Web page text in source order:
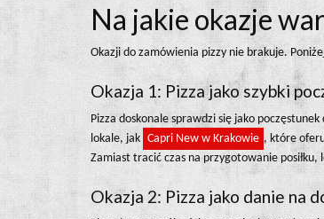
Na jakie okazje
Okazji do zamówienia pizzy nie brakuje.
Okazja 1: Pizza jako szybki
Pizza doskonale sprawdzi się jako
lokale, jak Capri New w Krakowie , które
Zamiast tracić czas na przygotowanie posiłku,
Okazja 2: Pizza jako danie na